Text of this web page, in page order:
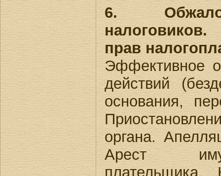
6.
прав
Эффективное
действий
основания,
органа.
Арест